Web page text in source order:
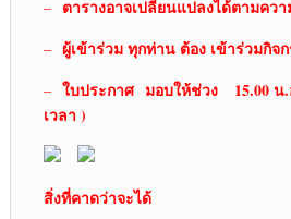
– ตารางอาจเปลี่ยนแปลงได้ตามคว
– ผู้เข้าร่วม ทุกท่าน ต้อง เข้าร่วมกิจ
– ใบประกาศมอบให้ช่วง 15.00 น.
เวลา )
สิ่งที่คาดว่าจะได้